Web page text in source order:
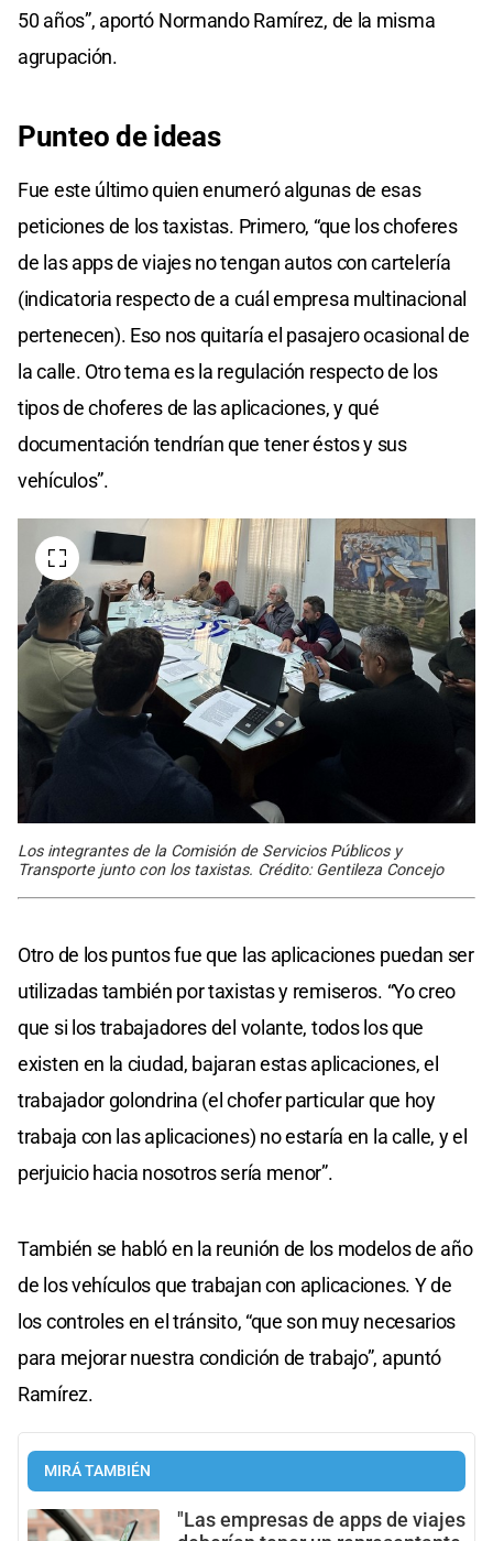
50 años”, aportó Normando Ramírez, de la misma
agrupación.
Punteo de ideas
Fue este último quien enumeró algunas de esas
peticiones de los taxistas. Primero, “que los choferes
de las apps de viajes no tengan autos con cartelería
(indicatoria respecto de a cuál empresa multinacional
pertenecen). Eso nos quitaría el pasajero ocasional de
la calle. Otro tema es la regulación respecto de los
tipos de choferes de las aplicaciones, y qué
documentación tendrían que tener éstos y sus
vehículos”.
Los integrantes de la Comisión de Servicios Públicos y
Transporte junto con los taxistas. Crédito: Gentileza Concejo
Otro de los puntos fue que las aplicaciones puedan ser
utilizadas también por taxistas y remiseros. “Yo creo
que si los trabajadores del volante, todos los que
existen en la ciudad, bajaran estas aplicaciones, el
trabajador golondrina (el chofer particular que hoy
trabaja con las aplicaciones) no estaría en la calle, y el
perjuicio hacia nosotros sería menor”.
También se habló en la reunión de los modelos de año
de los vehículos que trabajan con aplicaciones. Y de
los controles en el tránsito, “que son muy necesarios
para mejorar nuestra condición de trabajo”, apuntó
Ramírez.
MIRÁ TAMBIÉN
"Las empresas de apps de viajes